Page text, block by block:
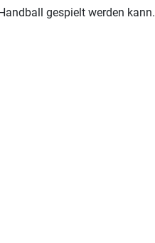
gespielt werden kann.